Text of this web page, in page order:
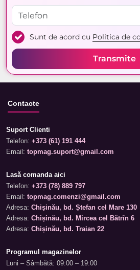
Sunt de acord cu Politica de
Transmite
Contacte
Suport Clienti
Telefon: +373 (61) 191 444
Email: topmag.suport@gmail.com
Lasă comanda aici
Telefon: +373 (78) 889 797
Email: topmag.comenzi@gmail.com
Adresa: Chișinău, bd. Ștefan cel Mare 130
Adresa: Chișinău, bd. Mircea cel Bătrîn 6
Adresa: Chișinău, bd. Traian 22
Programul magazinelor
Luni – Sâmbătă: 09:00 – 19:00